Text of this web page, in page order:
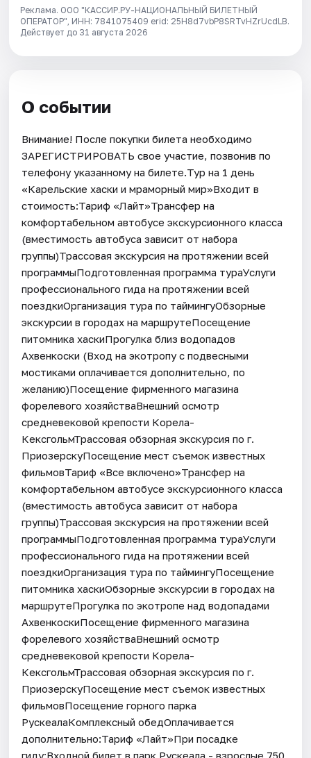
Реклама. ООО "КАССИР.РУ-НАЦИОНАЛЬНЫЙ БИЛЕТНЫЙ
ОПЕРАТОР", ИНН: 7841075409 erid: 25H8d7vbP8SRTvHZrUcdLB.
Действует до 31 августа 2026
О событии
Внимание! После покупки билета необходимо
ЗАРЕГИСТРИРОВАТЬ свое участие, позвонив по
телефону указанному на билете.Тур на 1 день
«Карельские хаски и мраморный мир»Входит в
стоимость:Тариф «Лайт»Трансфер на
комфортабельном автобусе экскурсионного класса
(вместимость автобуса зависит от набора
группы)Трассовая экскурсия на протяжении всей
программыПодготовленная программа тураУслуги
профессионального гида на протяжении всей
поездкиОрганизация тура по таймингуОбзорные
экскурсии в городах на маршрутеПосещение
питомника хаскиПрогулка близ водопадов
Ахвенкоски (Вход на экотропу с подвесными
мостиками оплачивается дополнительно, по
желанию)Посещение фирменного магазина
форелевого хозяйстваВнешний осмотр
средневековой крепости Корела-
КексгольмТрассовая обзорная экскурсия по г.
ПриозерскуПосещение мест съемок известных
фильмовТариф «Все включено»Трансфер на
комфортабельном автобусе экскурсионного класса
(вместимость автобуса зависит от набора
группы)Трассовая экскурсия на протяжении всей
программыПодготовленная программа тураУслуги
профессионального гида на протяжении всей
поездкиОрганизация тура по таймингуПосещение
питомника хаскиОбзорные экскурсии в городах на
маршрутеПрогулка по экотропе над водопадами
АхвенкоскиПосещение фирменного магазина
форелевого хозяйстваВнешний осмотр
средневековой крепости Корела-
КексгольмТрассовая обзорная экскурсия по г.
ПриозерскуПосещение мест съемок известных
фильмовПосещение горного парка
РускеалаКомплексный обедОплачивается
дополнительно:Тариф «Лайт»При посадке
гиду:Входной билет в парк Рускеала - взрослые 750